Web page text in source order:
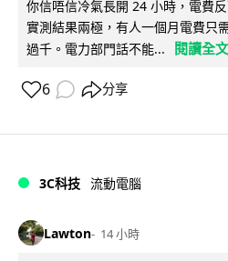
你信唔信冷氣長開 24 小時，電費
實測結果兩極，有人一個月電費只
過千。電力部門話不能...
閱讀全文
6 分享
3C科技 流動電腦
Lawton 14 小時